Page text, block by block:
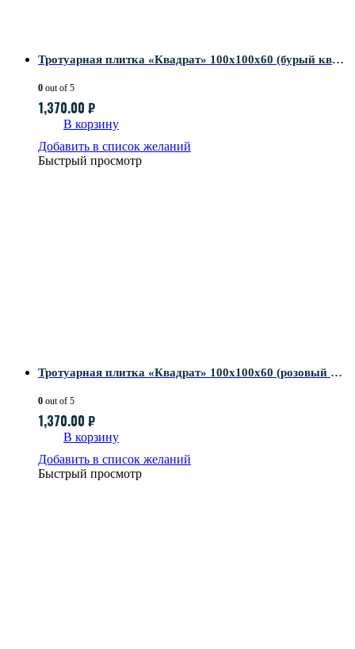
Тротуарная плитка «Квадрат» 100х100х60 (бурый кварц)
0 out of 5
1,370.00 ₽
В корзину
Добавить в список желаний
Быстрый просмотр
Тротуарная плитка «Квадрат» 100х100х60 (розовый кварц)
0 out of 5
1,370.00 ₽
В корзину
Добавить в список желаний
Быстрый просмотр